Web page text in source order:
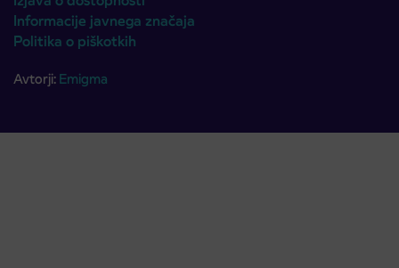
Informacije javnega značaja
Politika o piškotkih
Avtorji: Emigma